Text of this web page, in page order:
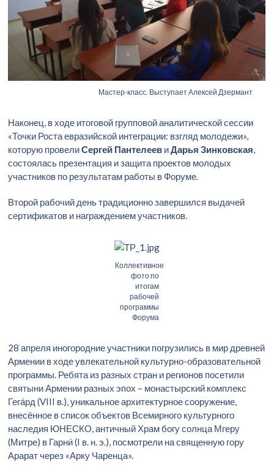
Мастер-класс. Выступает Алексей Дзермант
Наконец, в ходе итоговой групповой аналитической сессии
«Точки Роста евразийской интеграции: взгляд молодежи»,
которую провелиСергей Пантелеев иДарья Зинковская,
состоялась презентация и защита проектов молодых
участников по результатам работы в Форуме.
Второй рабочий день традиционно завершился выдачей
сертификатов и награждением участников.
Коллективное
фото по
итогам
рабочей
программы
Форума
28 апреля иногородние участники погрузились в мир древней
Армении в ходе увлекательной культурно-образовательной
программы. Ребята из разных стран и регионов посетили
святыни Армении разных эпох – монастырский комплекс
Гега́рд (VIII в.), уникальное архитектурное сооружение,
внесённое в список объектов Всемирного культурного
наследия ЮНЕСКО, античный Храм богу солнца Мгеру
(Митре) в Гарни́ (I в. н. э.), посмотрели на священную гору
Арарат через «Арку Чаренца».